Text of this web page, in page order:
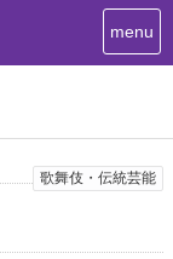
T
o
n
i
menu
歌舞伎・伝統芸能